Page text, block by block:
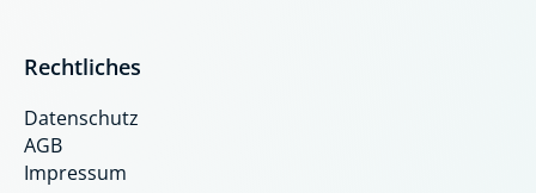
c
e
b
o
s
t
a
g
Rechtliches
Datenschutz
AGB
Impressum